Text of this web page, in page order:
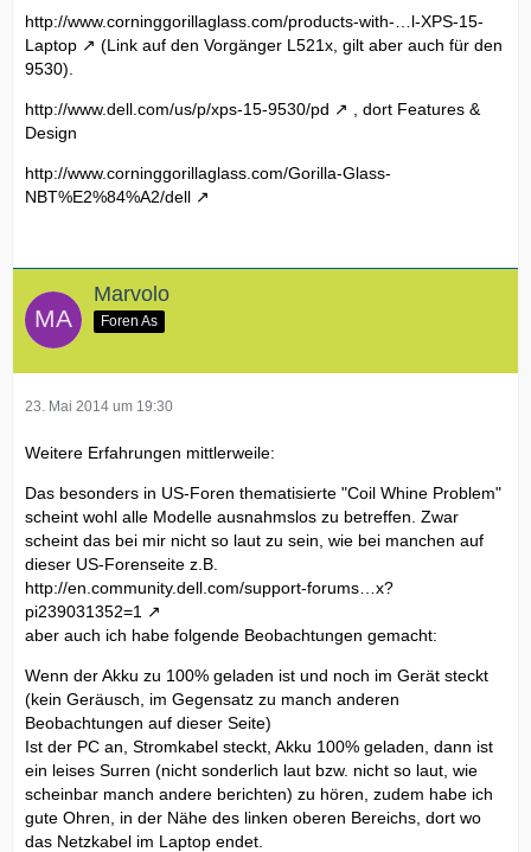
http://www.corninggorillaglass.com/products-with-…l-XPS-15-
Laptop
(Link auf den Vorgänger L521x, gilt aber auch für den
9530).
http://www.dell.com/us/p/xps-15-9530/pd
, dort Features &
Design
http://www.corninggorillaglass.com/Gorilla-Glass-
NBT%E2%84%A2/dell
Marvolo
Foren As
23. Mai 2014 um 19:30
Weitere Erfahrungen mittlerweile:
Das besonders in US-Foren thematisierte "Coil Whine Problem"
scheint wohl alle Modelle ausnahmslos zu betreffen. Zwar
scheint das bei mir nicht so laut zu sein, wie bei manchen auf
dieser US-Forenseite z.B.
http://en.community.dell.com/support-forums…x?
pi239031352=1
aber auch ich habe folgende Beobachtungen gemacht:
Wenn der Akku zu 100% geladen ist und noch im Gerät steckt
(kein Geräusch, im Gegensatz zu manch anderen
Beobachtungen auf dieser Seite)
Ist der PC an, Stromkabel steckt, Akku 100% geladen, dann ist
ein leises Surren (nicht sonderlich laut bzw. nicht so laut, wie
scheinbar manch andere berichten) zu hören, zudem habe ich
gute Ohren, in der Nähe des linken oberen Bereichs, dort wo
das Netzkabel im Laptop endet.